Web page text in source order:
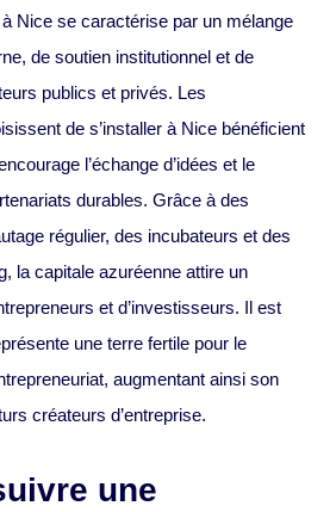
Nice se caractérise par un mélange
de soutien institutionnel et de
publics et privés. Les
de s’installer à Nice bénéficient
l’échange d’idées et le
durables. Grâce à des
régulier, des incubateurs et des
la capitale azuréenne attire un
et d’investisseurs. Il est
une terre fertile pour le
augmentant ainsi son
créateurs d’entreprise.
une